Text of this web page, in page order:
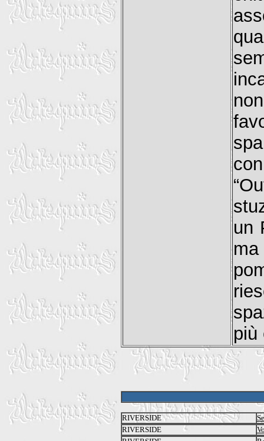
un
più
RIVERSIDE
RIVERSIDE